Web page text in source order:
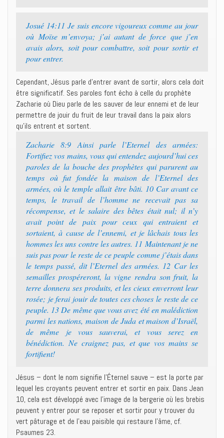
Josué 14:11 Je suis encore vigoureux comme au jour
où Moïse m’envoya; j’ai autant de force que j’en
avais alors, soit pour combattre, soit pour sortir et
pour entrer.
Cependant, Jésus parle d’entrer avant de sortir, alors cela doit
être significatif. Ses paroles font écho à celle du prophète
Zacharie où Dieu parle de les sauver de leur ennemi et de leur
permettre de jouir du fruit de leur travail dans la paix alors
qu’ils entrent et sortent.
Zacharie 8:9 Ainsi parle l’Eternel des armées:
Fortifiez vos mains, vous qui entendez aujourd’hui ces
paroles de la bouche des prophètes qui parurent au
temps où fut fondée la maison de l’Eternel des
armées, où le temple allait être bâti. 10 Car avant ce
temps, le travail de l’homme ne recevait pas sa
récompense, et le salaire des bêtes était nul; il n’y
avait point de paix pour ceux qui entraient et
sortaient, à cause de l’ennemi, et je lâchais tous les
hommes les uns contre les autres. 11 Maintenant je ne
suis pas pour le reste de ce peuple comme j’étais dans
le temps passé, dit l’Eternel des armées. 12 Car les
semailles prospéreront, la vigne rendra son fruit, la
terre donnera ses produits, et les cieux enverront leur
rosée; je ferai jouir de toutes ces choses le reste de ce
peuple. 13 De même que vous avez été en malédiction
parmi les nations, maison de Juda et maison d’Israël,
de même je vous sauverai, et vous serez en
bénédiction. Ne craignez pas, et que vos mains se
fortifient!
Jésus – dont le nom signifie l’Éternel sauve – est la porte par
lequel les croyants peuvent entrer et sortir en paix. Dans Jean
10, cela est développé avec l’image de la bergerie où les brebis
peuvent y entrer pour se reposer et sortir pour y trouver du
vert pâturage et de l’eau paisible qui restaure l’âme, cf.
Psaumes 23.